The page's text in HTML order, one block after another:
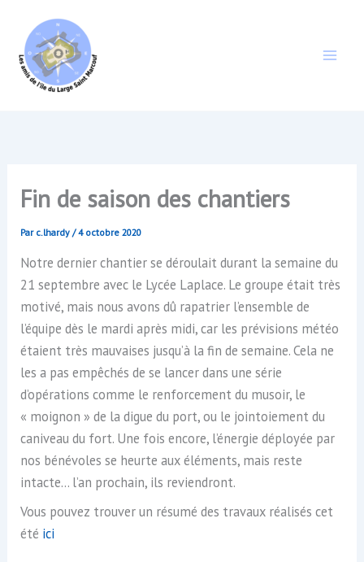
contenu
Fin de saison des chantiers
Par c.lhardy/4 octobre 2020
Notre dernier chantier se déroulait durant la semaine du
21 septembre avec le Lycée Laplace. Le groupe était très
motivé, mais nous avons dû rapatrier l’ensemble de
l’équipe dès le mardi après midi, car les prévisions météo
étaient très mauvaises jusqu’à la fin de semaine. Cela ne
les a pas empêchés de se lancer dans une série
d’opérations comme le renforcement du musoir, le
« moignon » de la digue du port, ou le jointoiement du
caniveau du fort. Une fois encore, l’énergie déployée par
nos bénévoles se heurte aux éléments, mais reste
intacte… l’an prochain, ils reviendront.
Vous pouvez trouver un résumé des travaux réalisés cet
été ici